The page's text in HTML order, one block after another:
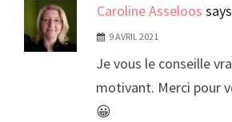
Caroline Asseloos
9 AVRIL 2021
Je vous le conseille
motivant. Merci pour
😀